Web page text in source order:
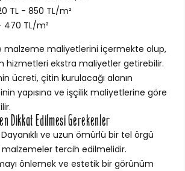
TL - 850 TL/m²
470 TL/m²
malzeme maliyetlerini içermekte olup,
hizmetleri ekstra maliyetler getirebilir.
ücreti, çitin kurulacağı alanın
yapısına ve işçilik maliyetlerine göre
Dikkat Edilmesi Gerekenler
ve uzun ömürlü bir tel örgü
tercih edilmelidir.
önlemek ve estetik bir görünüm